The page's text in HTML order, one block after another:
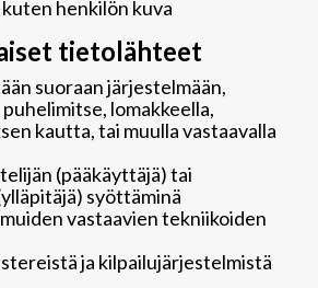
henkilön kuva
tietolähteet
suoraan järjestelmään,
lomakkeella,
kautta, tai muulla vastaavalla
(pääkäyttäjä) tai
syöttäminä
vastaavien tekniikoiden
ja kilpailujärjestelmistä